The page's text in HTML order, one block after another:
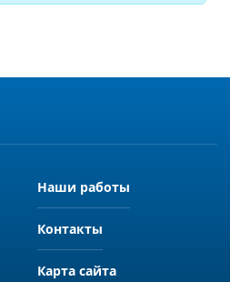
Наши работы
Контакты
Карта сайта